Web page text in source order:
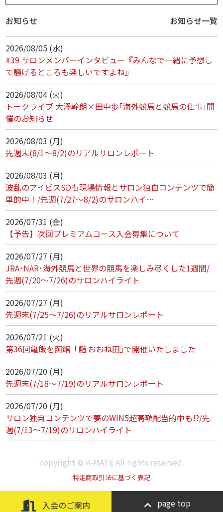
お知らせ お知らせ一覧
2026/08/05 (水)
#39 サロンメンバーインタビュー『みんなで一緒に予想し
て騒げるところも楽しいですよね』
2026/08/04 (火)
トークライブ 大澤幹朗×田中歩｢海外競馬と競馬の仕事｣開
催のお知らせ
2026/08/03 (月)
先週末(8/1～8/2)のリアルサロンレポート
2026/08/03 (月)
波乱のアイビスSDも現場情報とサロン独自コンテンツで簡
単的中！/先週(7/27～8/2)のサロンハイ…
2026/07/31 (金)
【予告】次回プレミアムコース入会募集について
2026/07/27 (月)
JRA･NAR･海外競馬と世界の競馬を楽しみ尽くした1週間/
先週(7/20～7/26)のサロンハイライト
2026/07/27 (月)
先週末(7/25～7/26)のリアルサロンレポート
2026/07/21 (火)
第36回亀飯を函館「鮨 おおね田｣で開催いたしました
2026/07/20 (月)
先週末(7/18～7/19)のリアルサロンレポート
2026/07/20 (月)
サロン独自コンテンツで夢のWIN5超高額配当的中も!?/先
週(7/13～7/19)のサロンハイライト
copyright © K-MATE All rights reserved.
特定商取引法に基づく表記
入会のご案内 page top